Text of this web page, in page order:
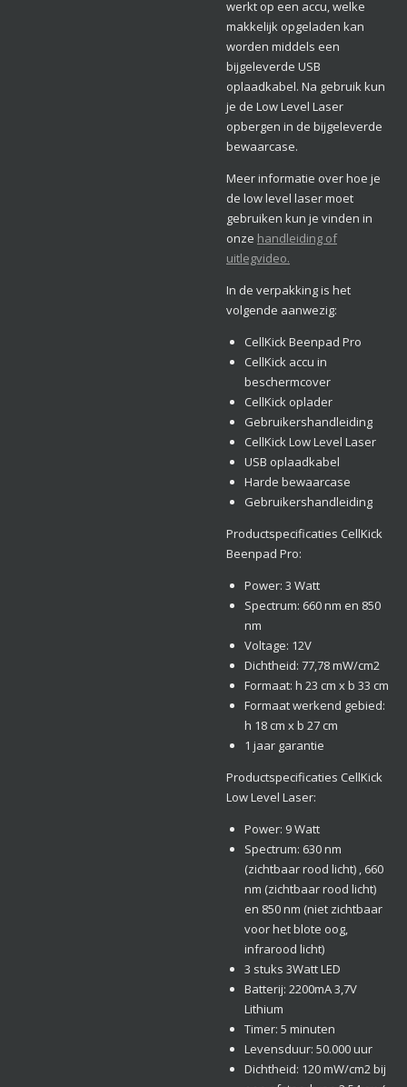
werkt op een accu, welke
makkelijk opgeladen kan
worden middels een
bijgeleverde USB
oplaadkabel. Na gebruik kun
je de Low Level Laser
opbergen in de bijgeleverde
bewaarcase.
Meer informatie over hoe je
de low level laser moet
gebruiken kun je vinden in
onze handleiding of
uitlegvideo.
In de verpakking is het
volgende aanwezig:
CellKick Beenpad Pro
CellKick accu in
beschermcover
CellKick oplader
Gebruikershandleiding
CellKick Low Level Laser
USB oplaadkabel
Harde bewaarcase
Gebruikershandleiding
Productspecificaties CellKick
Beenpad Pro:
Power: 3 Watt
Spectrum: 660 nm en 850
nm
Voltage: 12V
Dichtheid: 77,78 mW/cm2
Formaat: h 23 cm x b 33 cm
Formaat werkend gebied:
h 18 cm x b 27 cm
1 jaar garantie
Productspecificaties CellKick
Low Level Laser:
Power: 9 Watt
Spectrum: 630 nm
(zichtbaar rood licht) , 660
nm (zichtbaar rood licht)
en 850 nm (niet zichtbaar
voor het blote oog,
infrarood licht)
3 stuks 3Watt LED
Batterij: 2200mA 3,7V
Lithium
Timer: 5 minuten
Levensduur: 50.000 uur
Dichtheid: 120 mW/cm2 bij